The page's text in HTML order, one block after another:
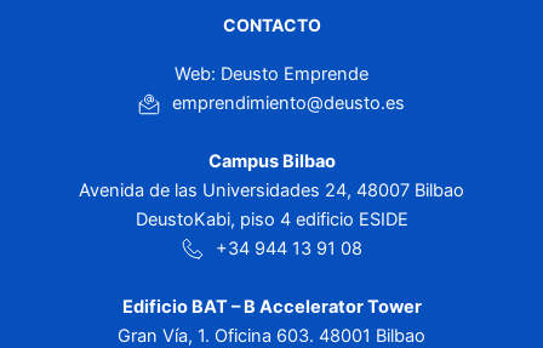
CONTACTO
Web: Deusto Emprende
emprendimiento@deusto.es
Campus Bilbao
Avenida de las Universidades 24, 48007 Bilbao
DeustoKabi, piso 4 edificio ESIDE
+34 944 13 91 08
Edificio BAT – B Accelerator Tower
Gran Vía, 1. Oficina 603. 48001 Bilbao